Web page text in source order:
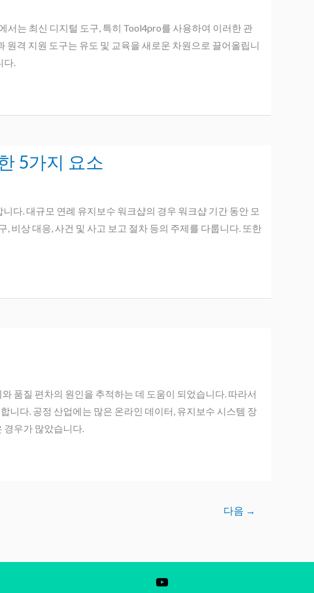
서는 최신 디지털 도구, 특히 Tool4pro를 사용하여 이러한 관
원격 지원 도구는 유도 및 교육을 새로운 차원으로 끌어올립니
다.
5가지 요소
다. 대규모 연례 유지보수 워크샵의 경우 워크샵 기간 동안 모
비상 대응, 사건 및 사고 보고 절차 등의 주제를 다룹니다. 또한
품질 편차의 원인을 추적하는 데 도움이 되었습니다. 따라서
니다. 공정 산업에는 많은 온라인 데이터, 유지보수 시스템 장
경우가 많았습니다.
다음 →